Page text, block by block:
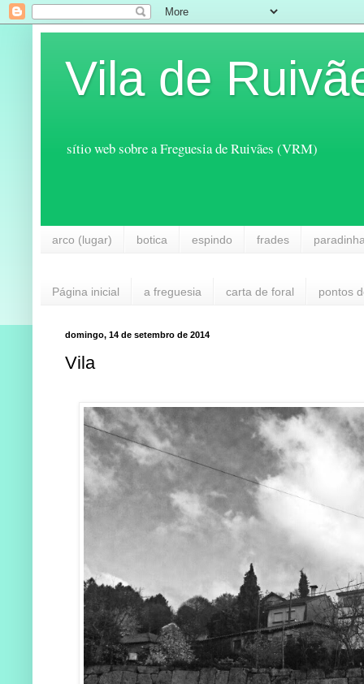
Vila de
sítio web sobre a Freguesia de Ruivães (VRM)
arco (lugar) botica espindo frades
Página inicial a freguesia carta de foral pontos
domingo, 14 de setembro de 2014
Vila